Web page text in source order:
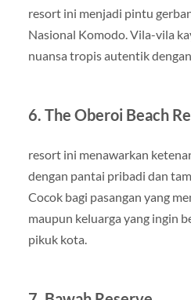
resort ini menjadi pintu
Nasional Komodo. Vila-vila
nuansa tropis autentik
6. The Oberoi Beach
resort ini menawarkan
dengan pantai pribadi dan
Cocok bagi pasangan yang
maupun keluarga yang ingin
pikuk kota.